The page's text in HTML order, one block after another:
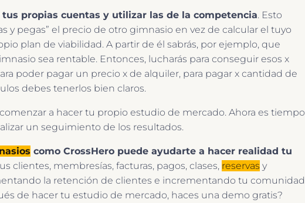
propias cuentas y utilizar las de la competencia. Esto
y pegas” el precio de otro gimnasio en vez de calcular el tuyo
plan de viabilidad. A partir de él sabrás, por ejemplo, que
sea rentable. Entonces, lucharás para conseguir esos x
poder pagar un precio x de alquiler, para pagar x cantidad de
debes tenerlos bien claros.
a hacer tu propio estudio de mercado. Ahora es tiempo
un seguimiento de los resultados.
como CrossHero puede ayudarte a hacer realidad tu
clientes, membresías, facturas, pagos, clases, reservas y
la retención de clientes e incrementando tu comunidad
de hacer tu estudio de mercado, haces una demo gratis?